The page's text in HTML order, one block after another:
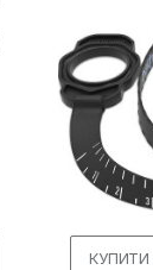
КУПИТИ